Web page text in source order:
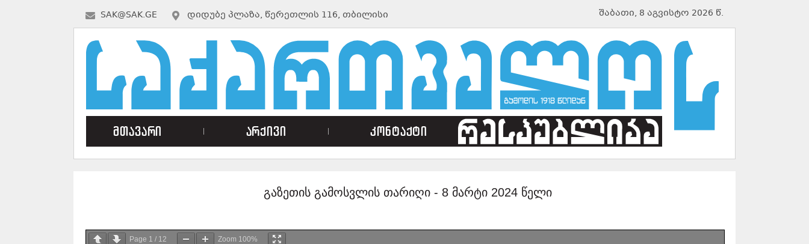
SAK@SAK.GE ᲓᲘᲓᲣᲑᲔ ᲞᲚᲐᲖᲐ, ᲬᲔᲠᲔᲗᲚᲘᲡ 116, ᲗᲑᲘᲚᲘᲡᲘ შაბათი, 8 აგვისტო 2026 წ.
მთავარი არქივი კონტაქტი
გაზეთის გამოსვლის თარიღი - 8 მარტი 2024 წელი
Page 1 / 12 Zoom 100%